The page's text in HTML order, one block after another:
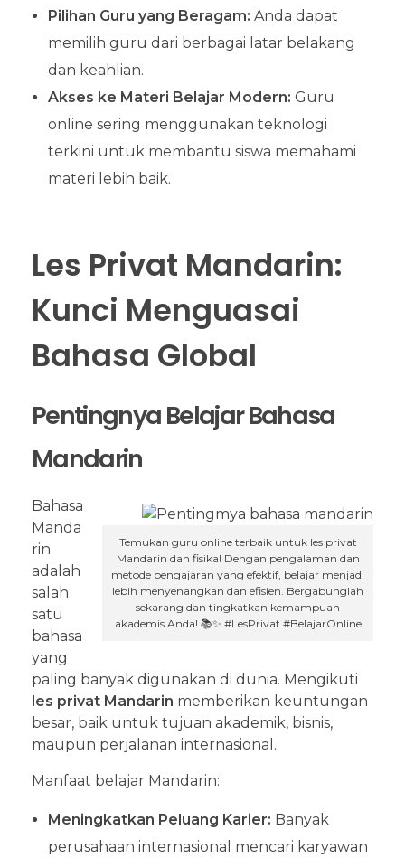
Pilihan Guru yang Beragam: Anda dapat
memilih guru dari berbagai latar belakang
dan keahlian.
Akses ke Materi Belajar Modern: Guru
online sering menggunakan teknologi
terkini untuk membantu siswa memahami
materi lebih baik.
Les Privat Mandarin:
Kunci Menguasai
Bahasa Global
Pentingnya Belajar Bahasa
Mandarin
Temukan guru online terbaik untuk les privat
Mandarin dan fisika! Dengan pengalaman dan
metode pengajaran yang efektif, belajar menjadi
lebih menyenangkan dan efisien. Bergabunglah
sekarang dan tingkatkan kemampuan
akademis Anda! 📚✨ #LesPrivat #BelajarOnline
Bahasa
Manda
rin
adalah
salah
satu
bahasa
yang
paling banyak digunakan di dunia. Mengikuti
les privat Mandarin memberikan keuntungan
besar, baik untuk tujuan akademik, bisnis,
maupun perjalanan internasional.
Manfaat belajar Mandarin:
Meningkatkan Peluang Karier: Banyak
perusahaan internasional mencari karyawan